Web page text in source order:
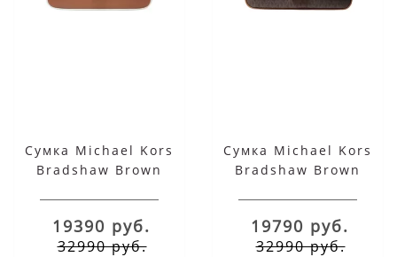
Сумка Michael Kors
Bradshaw Brown
19390 руб.
32990 руб.
Сумка Michael Kors
Bradshaw Brown
19790 руб.
32990 руб.